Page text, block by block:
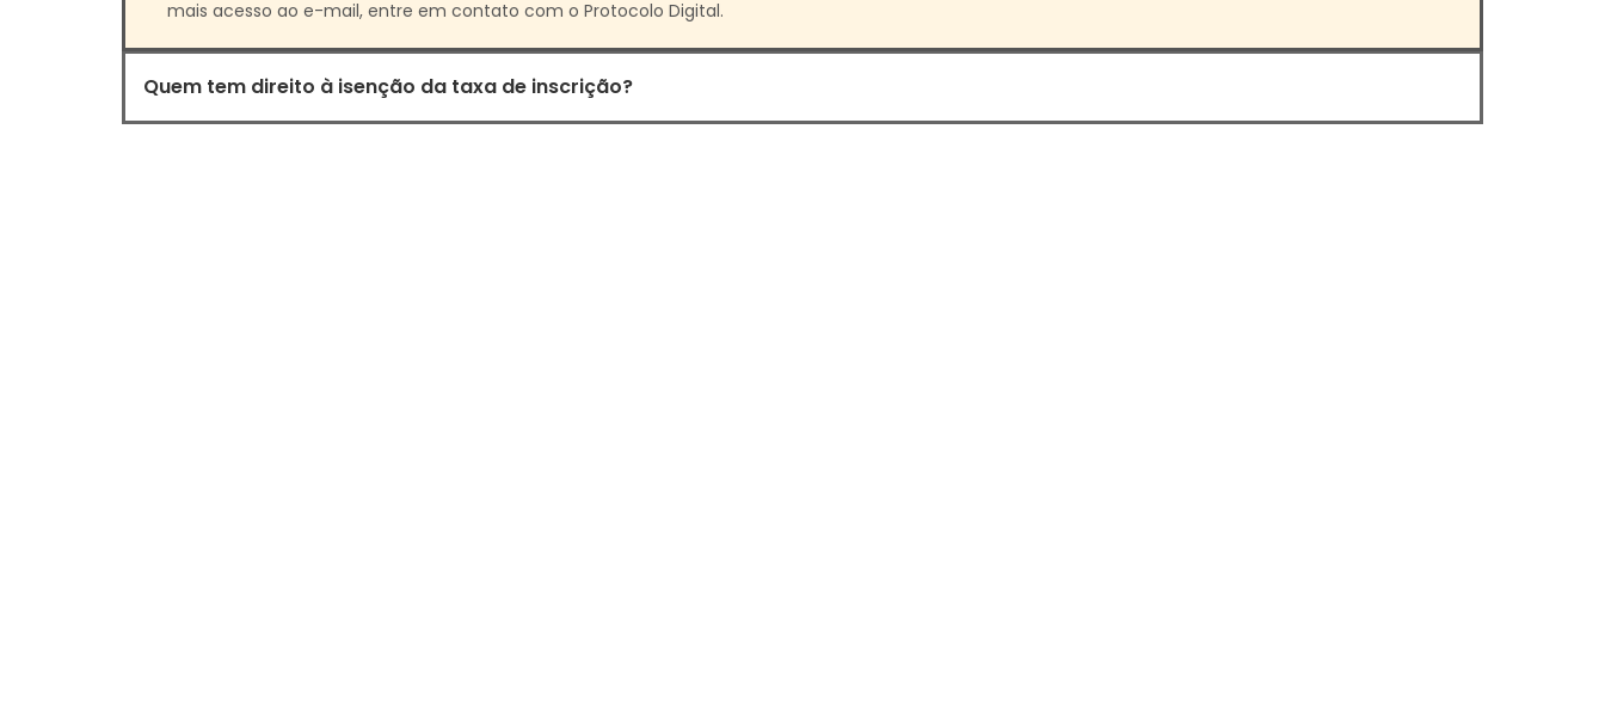
mais acesso ao e-mail, entre em contato com o Protocolo Digital.
Quem tem direito à isenção da taxa de inscrição?